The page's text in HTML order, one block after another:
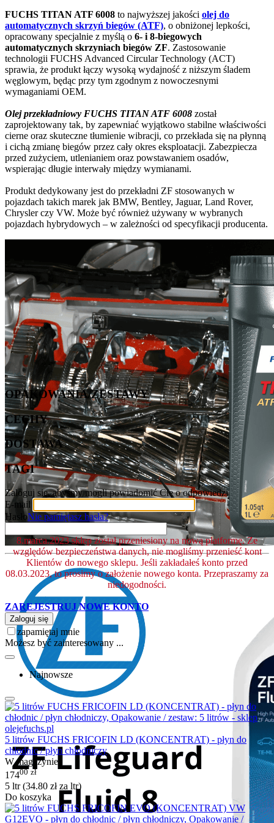
FUCHS TITAN ATF 6008 to najwyższej jakości olej do
automatycznych skrzyń biegów (ATF), o obniżonej lepkości,
opracowany specjalnie z myślą o 6- i 8-biegowych
automatycznych skrzyniach biegów ZF. Zastosowanie
technologii FUCHS Advanced Circular Technology (ACT)
sprawia, że produkt łączy wysoką wydajność z niższym śladem
węglowym, będąc przy tym zgodnym z nowoczesnymi
wymaganiami OEM.
Olej przekładniowy FUCHS TITAN ATF 6008 został
zaprojektowany tak, by zapewniać wyjątkowo stabilne właściwości
cierne oraz skuteczne tłumienie wibracji, co przekłada się na płynną
i cichą zmianę biegów przez cały okres eksploatacji. Zabezpiecza
przed zużyciem, utlenianiem oraz powstawaniem osadów,
wspierając długie interwały między wymianami.
Produkt dedykowany jest do przekładni ZF stosowanych w
pojazdach takich marek jak BMW, Bentley, Jaguar, Land Rover,
Chrysler czy VW. Może być również używany w wybranych
pojazdach hybrydowych – w zależności od specyfikacji producenta.
OPAKOWANIA/ZESTAWY
CECHY
DOSTAWA
TAGI
Zaloguj się, abyśmy mogli powiadomić Cię o odpowiedzi
E-mail
HasłoNie pamiętasz hasła?
8.marca.2023 sklep został przeniesiony na nową platformę. Ze
względów bezpieczeństwa danych, nie mogliśmy przenieść kont
Klientów do nowego sklepu. Jeśli zakładałeś konto przed
08.03.2023, to prosimy o założenie nowego konta. Przepraszamy za
niedogodności.
ZAREJESTRUJ NOWE KONTO
Zaloguj się
zapamiętaj mnie
Możesz być zainteresowany ...
Najnowsze
5 litrów FUCHS FRICOFIN LD (KONCENTRAT) - płyn do
chłodnic / płyn chłodniczy
W magazynie
17400 zł
5 ltr (34.80 złza ltr)
Do koszyka